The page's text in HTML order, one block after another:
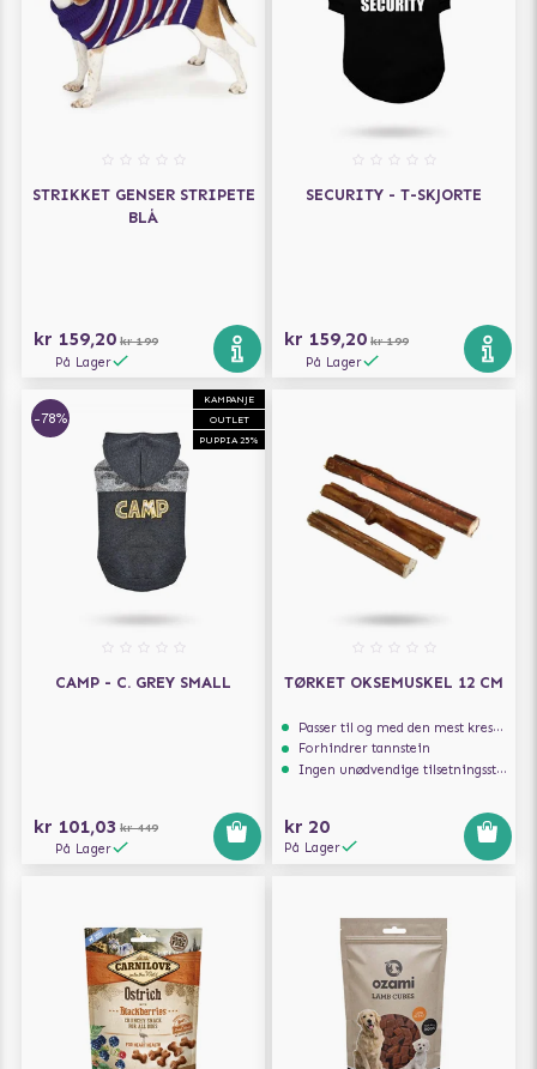
STRIKKET GENSER STRIPETE
BLÅ
kr 159,20 kr 199
På Lager
SECURITY - T-SKJORTE
kr 159,20 kr 199
På Lager
KAMPANJE
OUTLET
PUPPIA 25%
-78%
CAMP - C. GREY SMALL
kr 101,03 kr 449
På Lager
TØRKET OKSEMUSKEL 12 CM
Passer til og med den mest kresne hunden
Forhindrer tannstein
Ingen unødvendige tilsetningsstoffer
kr 20
På Lager